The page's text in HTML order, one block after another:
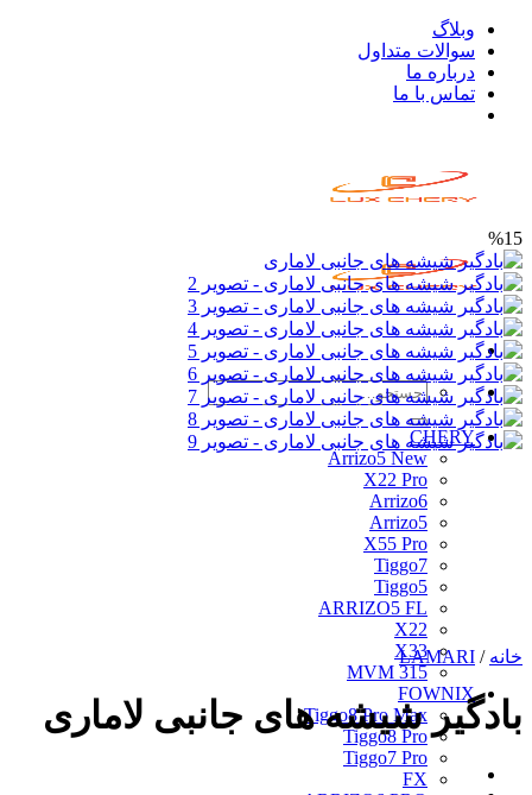
Skip
content
وبلاگ
سوالات متداول
درباره ما
تماس با ما
جستجو
برای:
CHERY
Arrizo5 New
X22 Pro
Arrizo6
Arrizo5
X55 Pro
Tiggo7
Tiggo5
ARRIZO5 FL
X22
X33
MVM 315
FOWNIX
Tiggo8 Pro Max
Tiggo8 Pro
Tiggo7 Pro
FX
%15
خانه /
LAMARI
بادگیر شیشه های جانبی لاماری